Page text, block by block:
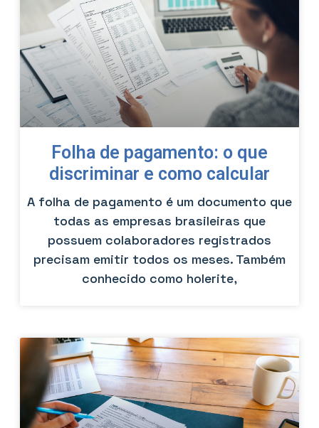
Folha de pagamento: o que
discriminar e como calcular
A folha de pagamento é um documento que
todas as empresas brasileiras que
possuem colaboradores registrados
precisam emitir todos os meses. Também
conhecido como holerite,